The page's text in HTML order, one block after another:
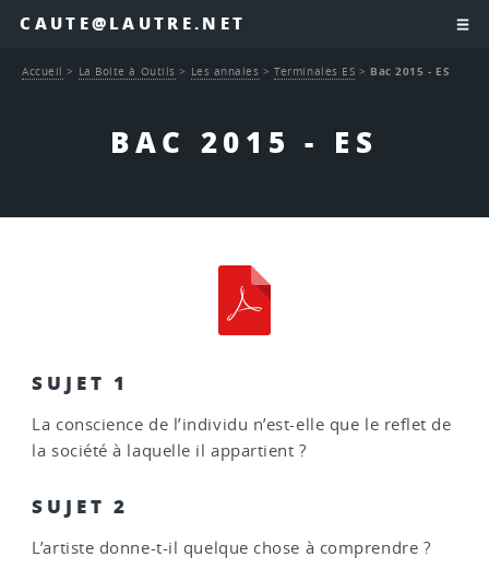
CAUTE@LAUTRE.NET
BAC 2015 - ES
Accueil > La Boite à Outils > Les annales >Terminales ES > Bac 2015 - ES
SUJET 1
La conscience de l’individu n’est-elle que le reflet de
la société à laquelle il appartient ?
SUJET 2
L’artiste donne-t-il quelque chose à comprendre ?